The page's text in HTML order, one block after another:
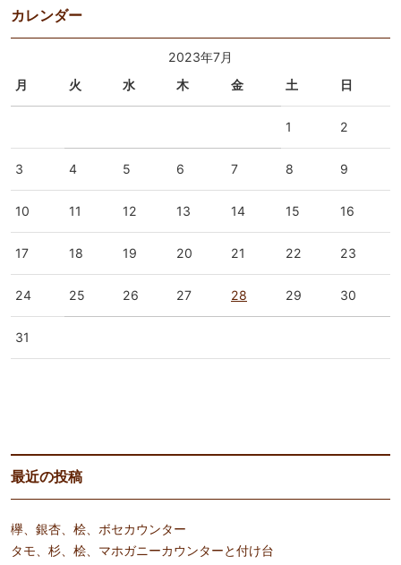
カレンダー
2023年7月
月
火 水 木 金 土 日
1 2
3 4 5 6 7 8 9
10 11 12 13 14 15 16
17 18 19 20 21 22 23
24 25 26 27 28 29 30
31
最近の投稿
欅、銀杏、桧、ボセカウンター
タモ、杉、桧、マホガニーカウンターと付け台